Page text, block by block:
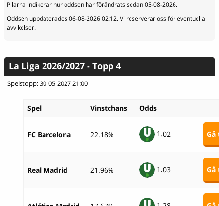
Pilarna indikerar hur oddsen har förändrats sedan 05-08-2026.
Oddsen uppdaterades 06-08-2026 02:12. Vi reserverar oss för eventuella
avvikelser.
La Liga 2026/2027 - Topp 4
Spelstopp: 30-05-2027 21:00
Spel Vinstchans Odds
FC Barcelona 22.18% 1.02 Gå
Real Madrid 21.96% 1.03 Gå